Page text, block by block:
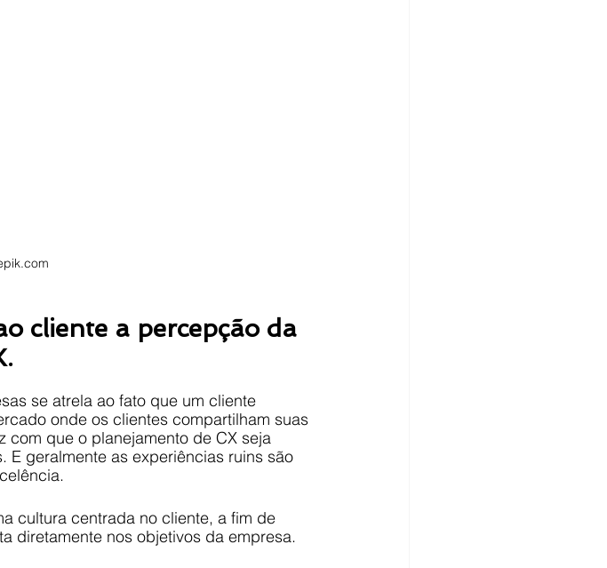
cliente a percepção da
se atrela ao fato que um cliente
onde os clientes compartilham suas
com que o planejamento de CX seja
E geralmente as experiências ruins são
cultura centrada no cliente, a fim de
diretamente nos objetivos da empresa.